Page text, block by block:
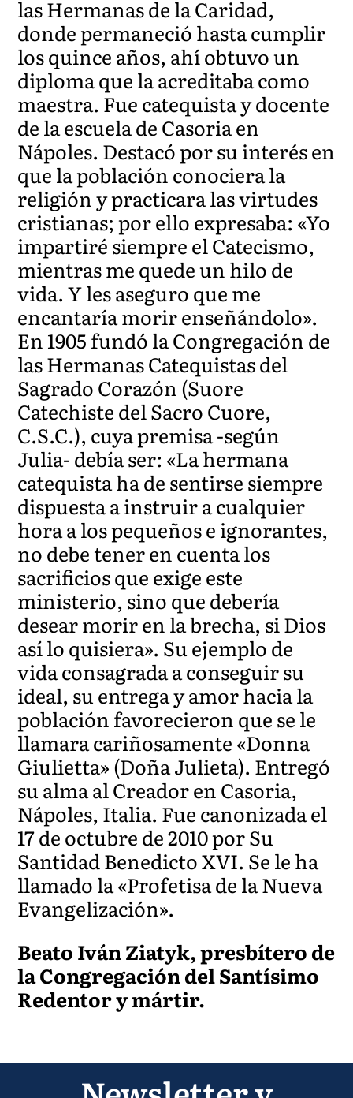
las Hermanas de la Caridad,
donde permaneció hasta cumplir
los quince años, ahí obtuvo un
diploma que la acreditaba como
maestra. Fue catequista y docente
de la escuela de Casoria en
Nápoles. Destacó por su interés en
que la población conociera la
religión y practicara las virtudes
cristianas; por ello expresaba: «Yo
impartiré siempre el Catecismo,
mientras me quede un hilo de
vida. Y les aseguro que me
encantaría morir enseñándolo».
En 1905 fundó la Congregación de
las Hermanas Catequistas del
Sagrado Corazón (Suore
Catechiste del Sacro Cuore,
C.S.C.), cuya premisa -según
Julia- debía ser: «La hermana
catequista ha de sentirse siempre
dispuesta a instruir a cualquier
hora a los pequeños e ignorantes,
no debe tener en cuenta los
sacrificios que exige este
ministerio, sino que debería
desear morir en la brecha, si Dios
así lo quisiera». Su ejemplo de
vida consagrada a conseguir su
ideal, su entrega y amor hacia la
población favorecieron que se le
llamara cariñosamente «Donna
Giulietta» (Doña Julieta). Entregó
su alma al Creador en Casoria,
Nápoles, Italia. Fue canonizada el
17 de octubre de 2010 por Su
Santidad Benedicto XVI. Se le ha
llamado la «Profetisa de la Nueva
Evangelización».
Beato Iván Ziatyk, presbítero de
la Congregación del Santísimo
Redentor y mártir.